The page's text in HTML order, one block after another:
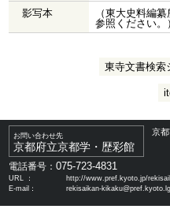
影写本
（東大史料編
参照ください。
東寺文書検索
お問い合わせ先
京都府立京都学・歴彩館
京
電話番号：075-723-4831
URL ：
http://www.pref.kyoto.jp/
E-mail：
rekisaikan-